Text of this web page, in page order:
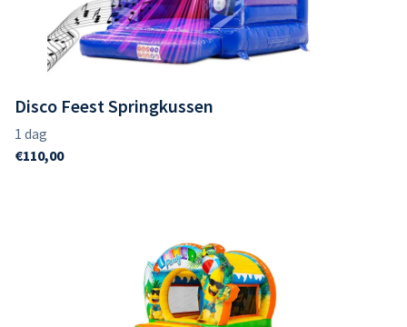
Partytent
Disco Feest Springkussen